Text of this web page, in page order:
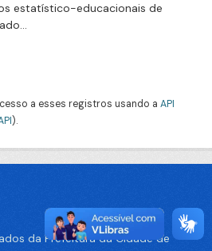
estatístico-educacionais de
a esses registros usando a API
).
da Prefeitura da Cidade de